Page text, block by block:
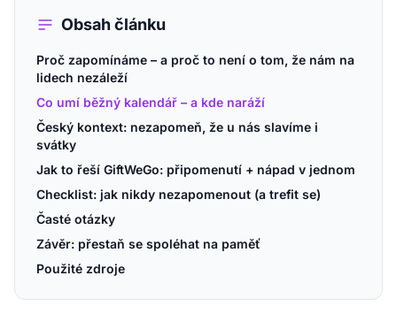
Obsah článku
Proč zapomínáme – a proč to není o tom, že nám na
lidech nezáleží
Co umí běžný kalendář – a kde naráží
Český kontext: nezapomeň, že u nás slavíme i
svátky
Jak to řeší GiftWeGo: připomenutí + nápad v jednom
Checklist: jak nikdy nezapomenout (a trefit se)
Časté otázky
Závěr: přestaň se spoléhat na paměť
Použité zdroje